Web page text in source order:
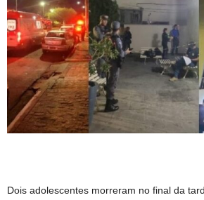
Dois adolescentes morreram no final da